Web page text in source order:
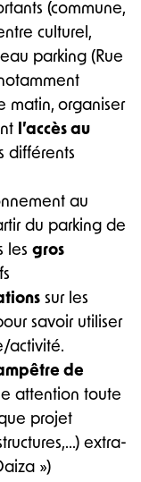
(commune,
culturel,
parking (Rue
matin, organiser
l’accès au
différents
au
du parking de
les gros
sur les
savoir utiliser
activité.
de
attention toute
projet
extra-
»)